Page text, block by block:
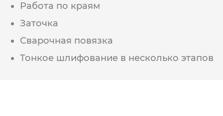
Работа по краям
Заточка
Сварочная повязка
Тонкое шлифование в несколько этапов